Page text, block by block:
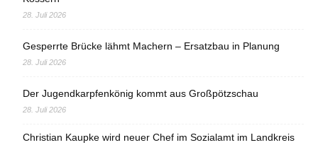
28. Juli 2026
Gesperrte Brücke lähmt Machern – Ersatzbau in Planung
28. Juli 2026
Der Jugendkarpfenkönig kommt aus Großpötzschau
28. Juli 2026
Christian Kaupke wird neuer Chef im Sozialamt im Landkreis